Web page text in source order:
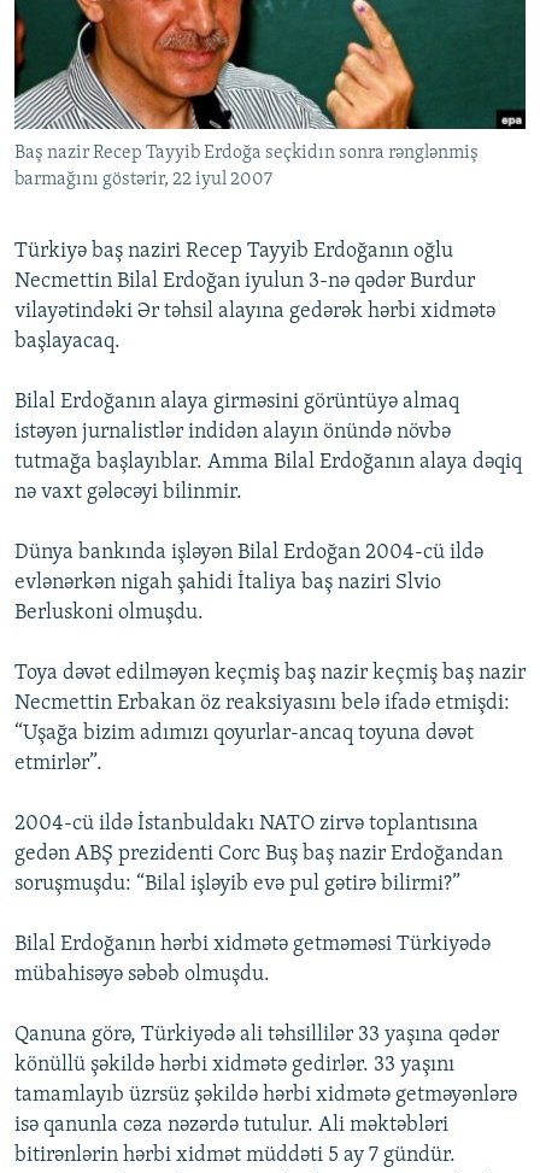
İNFOQRAFIKA
KARIKATURA
AZƏRBAYCAN ƏDƏBIYYATI KITABXANASI
İSLAM VƏ DEMOKRATIYA
İZ - MƏDƏNIYYƏT PROQRAMI
MISSIYAMIZ
PEŞƏ ETIKASI VƏ JURNALISTIKA STANDARTLARIMIZ
MATERIALLARIMIZDAN ISTIFADƏ
AZADLIQRADIOSU MOBIL TELEFONUNUZDA
XƏBƏR BÜLLETENLƏRIMIZ
BIZI IZLƏ
RFE/RL-in bütün saytları
Baş nazir Recep Tayyib Erdoğa seçkidın sonra rənglənmiş
barmağını göstərir, 22 iyul 2007
Türkiyə baş naziri Recep Tayyib Erdoğanın oğlu
Necmettin Bilal Erdoğan iyulun 3-nə qədər Burdur
vilayətindəki Ər təhsil alayına gedərək hərbi xidmətə
başlayacaq.
Bilal Erdoğanın alaya girməsini görüntüyə almaq
istəyən jurnalistlər indidən alayın önündə növbə
tutmağa başlayıblar. Amma Bilal Erdoğanın alaya dəqiq
nə vaxt gələcəyi bilinmir.
Dünya bankında işləyən Bilal Erdoğan 2004-cü ildə
evlənərkən nigah şahidi İtaliya baş naziri Slvio
Berluskoni olmuşdu.
Toya dəvət edilməyən keçmiş baş nazir keçmiş baş nazir
Necmettin Erbakan öz reaksiyasını belə ifadə etmişdi:
“Uşağa bizim adımızı qoyurlar-ancaq toyuna dəvət
etmirlər”.
2004-cü ildə İstanbuldakı NATO zirvə toplantısına
gedən ABŞ prezidenti Corc Buş baş nazir Erdoğandan
soruşmuşdu: “Bilal işləyib evə pul gətirə bilirmi?”
Bilal Erdoğanın hərbi xidmətə getməməsi Türkiyədə
mübahisəyə səbəb olmuşdu.
Qanuna görə, Türkiyədə ali təhsillilər 33 yaşına qədər
könüllü şəkildə hərbi xidmətə gedirlər. 33 yaşını
tamamlayıb üzrsüz şəkildə hərbi xidmətə getməyənlərə
isə qanunla cəza nəzərdə tutulur. Ali məktəbləri
bitirənlərin hərbi xidmət müddəti 5 ay 7 gündür.